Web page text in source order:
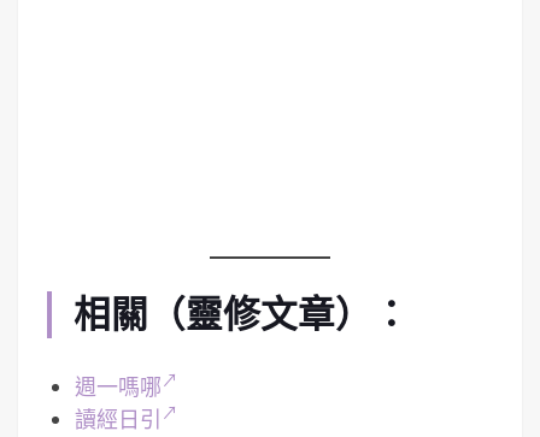
相關（靈修文章）：
週一嗎哪
讀經日引